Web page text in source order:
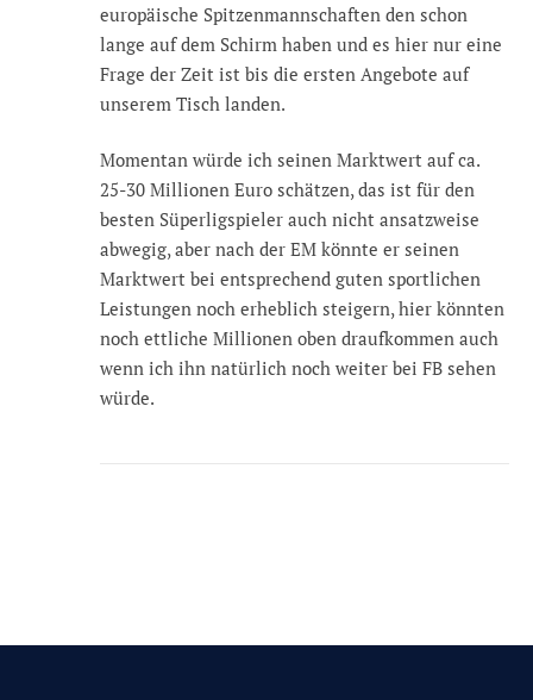
europäische Spitzenmannschaften den schon
lange auf dem Schirm haben und es hier nur eine
Frage der Zeit ist bis die ersten Angebote auf
unserem Tisch landen.
Momentan würde ich seinen Marktwert auf ca.
25-30 Millionen Euro schätzen, das ist für den
besten Süperligspieler auch nicht ansatzweise
abwegig, aber nach der EM könnte er seinen
Marktwert bei entsprechend guten sportlichen
Leistungen noch erheblich steigern, hier könnten
noch ettliche Millionen oben draufkommen auch
wenn ich ihn natürlich noch weiter bei FB sehen
würde.